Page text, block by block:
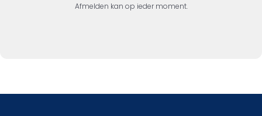
Afmelden kan op ieder moment.